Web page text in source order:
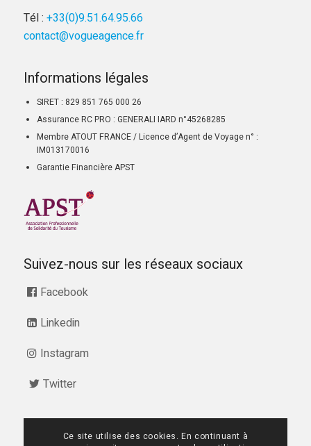
Tél : +33(0)9.51.64.95.66
contact@vogueagence.fr
Informations légales
SIRET : 829 851 765 000 26
Assurance RC PRO : GENERALI IARD n°45268285
Membre ATOUT FRANCE / Licence d’Agent de Voyage n° :
IM013170016
Garantie Financière APST
Suivez-nous sur les réseaux sociaux
Facebook
Linkedin
Instagram
Twitter
Ce site utilise des cookies. En continuant à